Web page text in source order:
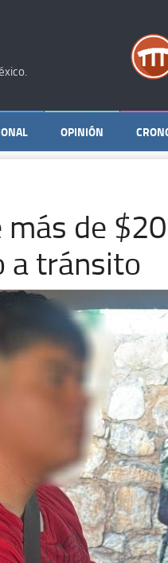
OPINIÓN
de
a tránsito